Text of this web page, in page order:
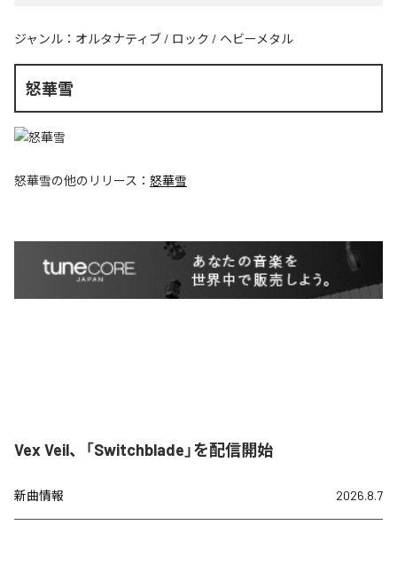
ジャンル： オルタナティブ / ロック / ヘビーメタル
怒華雪
怒華雪の他のリリース： 怒華雪
Vex Veil、「Switchblade」を配信開始
新曲情報 2026.8.7